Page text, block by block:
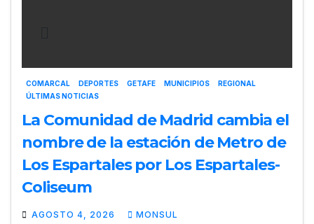
COMARCAL DEPORTES GETAFE MUNICIPIOS
REGIONAL
ÚLTIMAS NOTICIAS
La Comunidad de Madrid cambia el
nombre de la estación de Metro de
Los Espartales por Los Espartales-
Coliseum
AGOSTO 4, 2026 MONSUL